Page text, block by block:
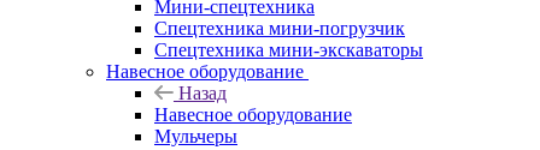
Мини-спецтехника
Спецтехника мини-погрузчик
Спецтехника мини-экскаваторы
Навесное оборудование
Назад
Навесное оборудование
Мульчеры